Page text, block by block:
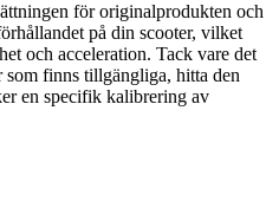
för originalprodukten och
på din scooter, vilket
och acceleration. Tack vare det
finns tillgängliga, hitta den
en specifik kalibrering av